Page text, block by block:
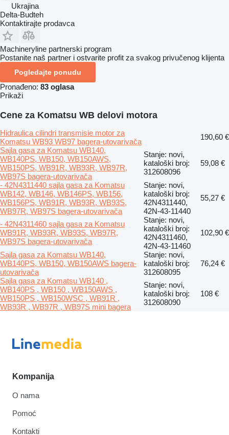
Ukrajina
Delta-Budteh
Kontaktirajte prodavca
Machineryline partnerski program
Postanite naš partner i ostvarite profit za svakog privučenog klijenta
Pogledajte ponudu
Pronađeno: 83 oglasa
Prikaži
Cene za Komatsu WB delovi motora
Hidraulica cilindri transmisie motor za
Komatsu WB93 WB97 bagerа-utovarivačа
190,60 €
Sajla gasa za Komatsu WB140,
WB140PS, WB150, WB150AWS,
WB150PS, WB91R, WB93R, WB97R,
WB97S bagerа-utovarivačа
Stanje: novi,
kataloški broj:
312608096
59,08 €
- 42N4311440 sajla gasa za Komatsu
WB142, WB146, WB146PS, WB156,
WB156PS, WB91R, WB93R, WB93S,
WB97R, WB97S bagerа-utovarivačа
Stanje: novi,
kataloški broj:
42N4311440,
42N-43-11440
55,27 €
- 42N4311460 sajla gasa za Komatsu
WB91R, WB93R, WB93S, WB97R,
WB97S bagerа-utovarivačа
Stanje: novi,
kataloški broj:
42N4311460,
42N-43-11460
102,90 €
Sajla gasa za Komatsu WB140,
WB140PS, WB150, WB150AWS bagerа-
utovarivačа
Stanje: novi,
kataloški broj:
312608095
76,24 €
Sajla gasa za Komatsu WB140 ,
WB140PS , WB150 , WB150AWS ,
WB150PS , WB150WSC , WB91R ,
WB93R , WB97R , WB97S mini bagera
Stanje: novi,
kataloški broj:
312608090
108 €
Kompanija
O nama
Pomoć
Kontakti